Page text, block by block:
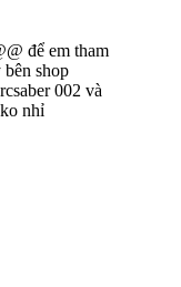
để em tham
bên shop
002 và
nhỉ